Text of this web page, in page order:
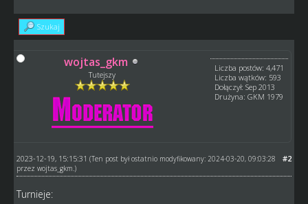
Szukaj
wojtas_gkm
Tutejszy
Liczba postów: 4,471
Liczba wątków: 593
Dołączył: Sep 2013
Drużyna: GKM 1979
#2
2023-12-19, 15:15:31 (Ten post był ostatnio modyfikowany: 2024-03-20, 09:03:28
przez wojtas_gkm .)
Turnieje: